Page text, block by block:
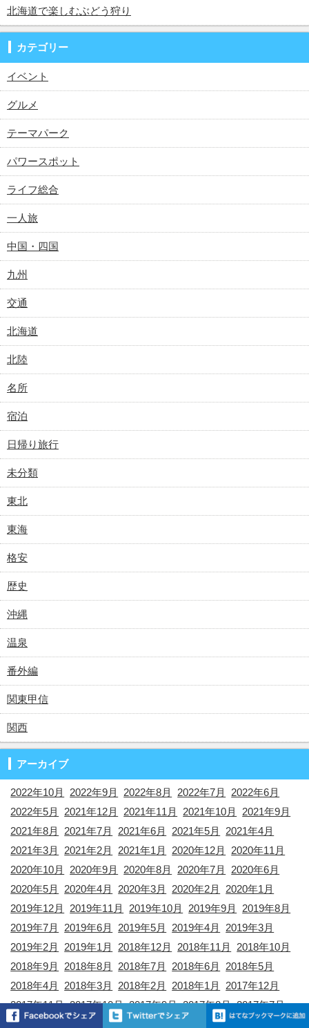
北海道で楽しむぶどう狩り
カテゴリー
イベント
グルメ
テーマパーク
パワースポット
ライフ総合
一人旅
中国・四国
九州
交通
北海道
北陸
名所
宿泊
日帰り旅行
未分類
東北
東海
格安
歴史
沖縄
温泉
番外編
関東甲信
関西
アーカイブ
2022年10月 2022年9月 2022年8月 2022年7月
2022年6月
2022年5月
2021年12月 2021年11月 2021年10月
2021年9月
2021年8月
2021年7月 2021年6月 2021年5月
2021年4月
2021年3月
2021年2月 2021年1月 2020年12月
2020年11月
2020年10月
2020年9月 2020年8月 2020年7月
2020年6月
2020年5月
2020年4月 2020年3月 2020年2月
2020年1月
2019年12月
2019年11月 2019年10月 2019年9月
2019年8月
2019年7月
2019年6月 2019年5月 2019年4月
2019年3月
2019年2月
2019年1月 2018年12月 2018年11月
2018年10月
2018年9月
2018年8月 2018年7月 2018年6月
2018年5月
2018年4月
2018年3月 2018年2月 2018年1月
2017年12月
2017年11月 2017年10月 2017年9月 2017年8月 2017年7月
2017年6月
2017年5月 2017年4月 2017年3月